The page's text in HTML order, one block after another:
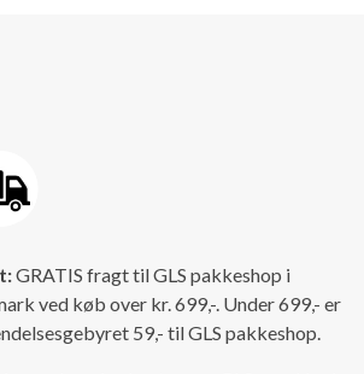
GRATIS fragt til GLS pakkeshop i
ved køb over kr. 699,-. Under 699,- er
59,- til GLS pakkeshop.